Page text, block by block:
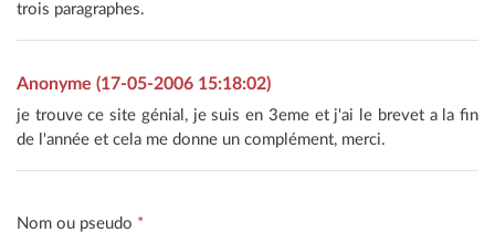
trois paragraphes.
Anonyme (17-05-2006 15:18:02)
je trouve ce site génial, je suis en 3eme et j'ai le brevet a la fin
de l'année et cela me donne un complément, merci.
Nom ou pseudo *